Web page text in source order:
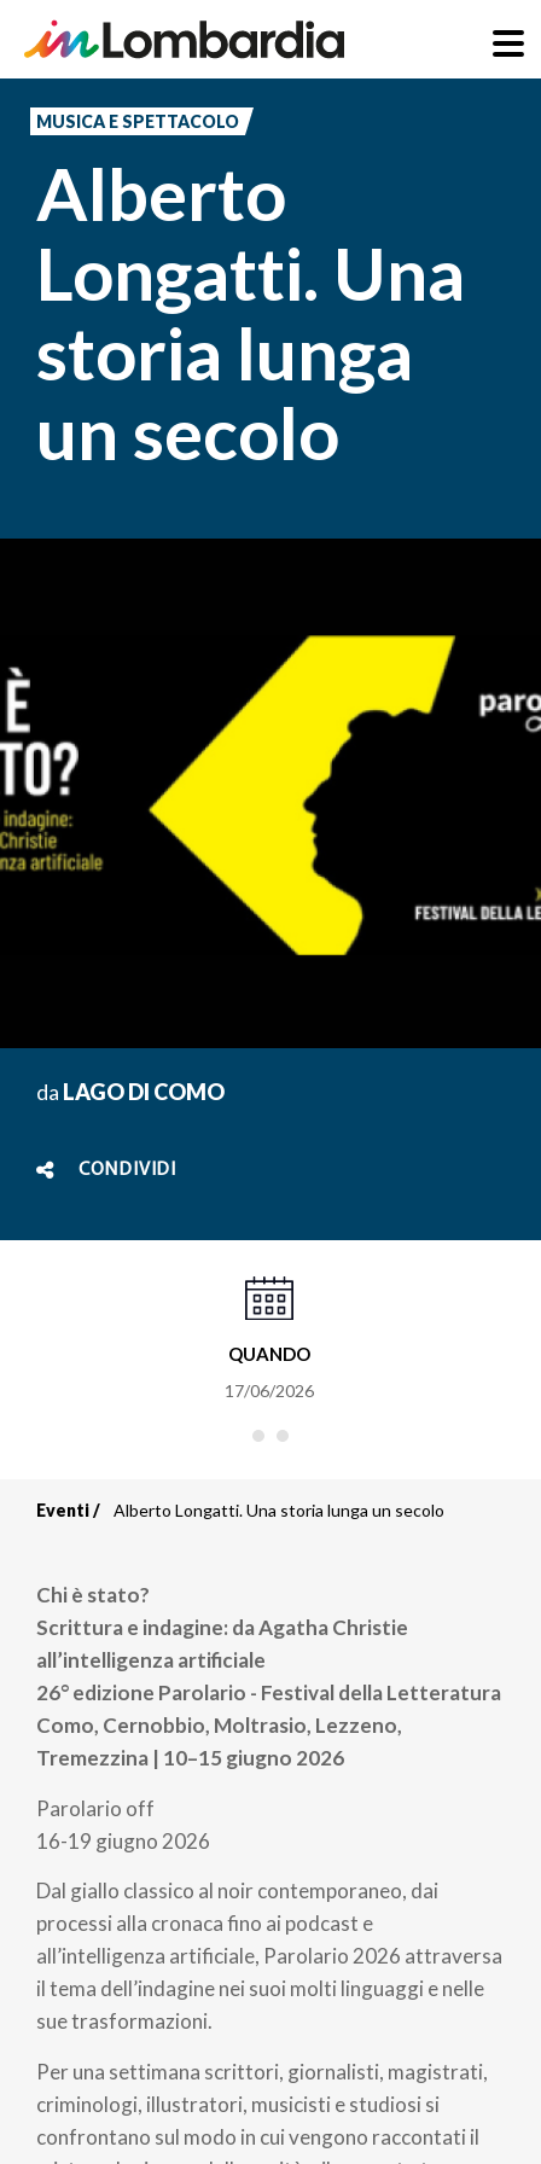
principale
MUSICA E SPETTACOLO
Alberto
Longatti. Una
storia lunga
un secolo
da LAGO DI COMO
CONDIVIDI
QUANDO
17/06/2026
di
pane
Eventi Alberto Longatti. Una storia lunga un secolo
Chi è stato?
Scrittura e indagine: da Agatha Christie
all’intelligenza artificiale
26° edizione Parolario - Festival della Letteratura
Como, Cernobbio, Moltrasio, Lezzeno,
Tremezzina | 10–15 giugno 2026
Parolario off
16-19 giugno 2026
Dal giallo classico al noir contemporaneo, dai
processi alla cronaca fino ai podcast e
all’intelligenza artificiale, Parolario 2026 attraversa
il tema dell’indagine nei suoi molti linguaggi e nelle
sue trasformazioni.
Per una settimana scrittori, giornalisti, magistrati,
criminologi, illustratori, musicisti e studiosi si
confrontano sul modo in cui vengono raccontati il